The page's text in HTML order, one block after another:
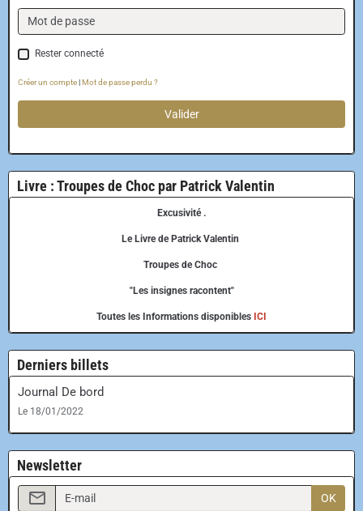
Rester connecté
Créer un compte|Mot de passe perdu ?
Valider
Livre : Troupes de Choc par Patrick Valentin
Excusivité .
Le Livre de Patrick Valentin
Troupes de Choc
"Les insignes racontent"
Toutes les Informations disponibles ICI
Derniers billets
Journal De bord
Le 18/01/2022
Newsletter
OK